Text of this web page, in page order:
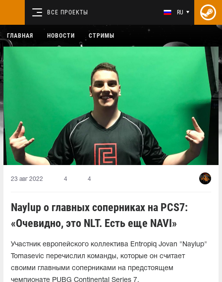
ВСЕ ПРОЕКТЫ RU
ГЛАВНАЯ НОВОСТИ СТРИМЫ
23 авг 2022 4 4
Naylup о главных соперниках на PCS7:
«Очевидно, это NLT. Есть еще NAVI»
Участник европейского коллектива Entropiq Jovan "Naylup"
Tomasevic перечислил команды, которые он считает
своими главными соперниками на предстоящем
чемпионате PUBG Continental Series 7.